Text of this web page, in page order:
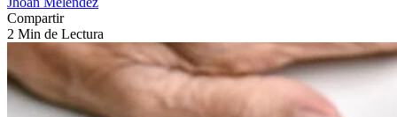
Compartir
2 Min de Lectura